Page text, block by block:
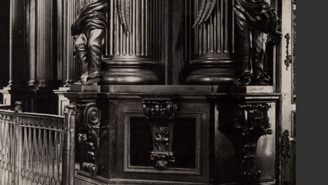
Свято-Троицкий собор
Свято-Троицкий собор Архангельска
23.12.2015
Сегодня мы можем говорить, что Архангельск в большей мере, чем другие
пострадал от целенаправленных систематических разрушений, в результате
выдающихся памятников архитектуры. Больше всего по старому Архангельску
вызванная борьбой с религией, набравшая особую силу в конце 20 –х годов.
разрушение православного центра архангельской губернии - ансамбля
собора Архангельска.
Возникнув в начале XVIII века в центре Архангельска,
двухэтажный Троицкий собор, сразу превратился в зрительную и
XVIII веке по масштабам ему не было равных на Севере. Вплоть до разрушения
оставался самым высоким и значительным из городских строений Архангельска,